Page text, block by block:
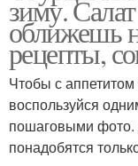
Томаты на
зиму.
оближешь
рецепты,
Чтобы с аппетитом
воспользуйся
пошаговыми фото.
понадобятся